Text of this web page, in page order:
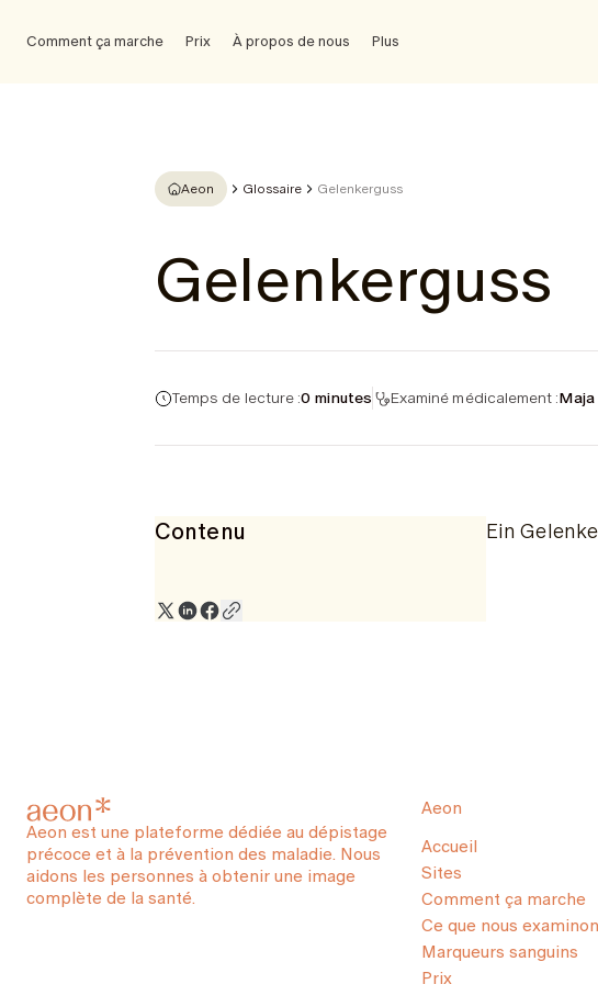
Comment ça marche Prix À propos de nous Plus
Aeon Glossaire Gelenkerguss
Gelenkerguss
Temps de lecture :0 minutes Examiné médicalement :
Contenu Ein
Aeon est une plateforme dédiée au dépistage
précoce et à la prévention des maladie. Nous
aidons les personnes à obtenir une image
complète de la santé.
Aeon
Accueil
Sites
Comment ça marche
Ce que nous
Marqueurs sanguins
Prix